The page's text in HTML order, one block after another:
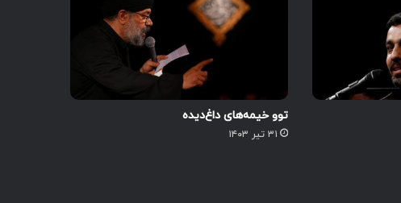
توو خیمه‌های داغ‌دیده
۳۱ تیر ۱۴۰۳